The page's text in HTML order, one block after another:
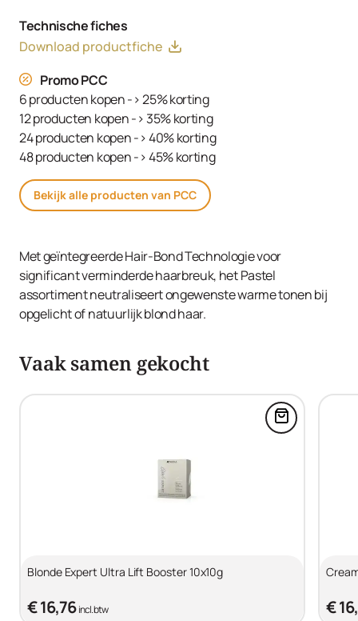
SE, Ammonium Hydroxide, Toluene-2,5-Diamine Sulfate,
Decyl Oleate, Sodium Cetearyl Sulfate, Resorcinol,
Tetrasodium EDTA, Parfum (Fragrance), Ethanolamine,
m-Aminophenol, Glycerin, 1,3-Bis-(2,4-Diaminophenoxy)
Propane HCl, Serine, PEG-12 Dimethicone, Ascorbic Acid,
Sodium Hydrosulfite, Carbomer, Sodium Sulfate,
Polyquaternium-2, Sodium Chloride, Linoleamidopropyl
PG-Dimonium Chloride Phosphate, Propylene Glycol
Technische fiches
Download productfiche
Promo PCC
6 producten kopen -> 25% korting
12 producten kopen -> 35% korting
24 producten kopen -> 40% korting
48 producten kopen -> 45% korting
Bekijk alle producten van PCC
Met geïntegreerde Hair-Bond Technologie voor
significant verminderde haarbreuk, het Pastel
assortiment neutraliseert ongewenste warme tonen bij
opgelicht of natuurlijk blond haar.
Vaak samen gekocht
Voeg
Blonde Expert Ultra Lift Booster 10x10g
€ 16,76incl. btw €